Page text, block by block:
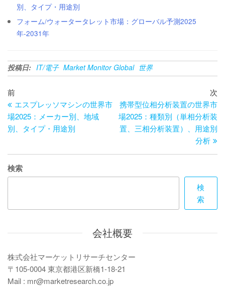
別、タイプ・用途別
フォーム/ウォータータレット市場：グローバル予測2025
年-2031年
投稿日: IT/電子 Market Monitor Global 世界
投
稿
ナ
ゲ
ー
ョ
過
去
の
投
前
エスプレッソマシンの世界市
場2025：メーカー別、地域
別、タイプ・用途別
の
次
携帯型位相分析装置の世界市
場2025：種類別（単相分析装
置、三相分析装置）、用途別
分析
検索
検
索
会社概要
株式会社マーケットリサーチセンター
〒105-0004 東京都港区新橋1-18-21
Mail : mr@marketresearch.co.jp